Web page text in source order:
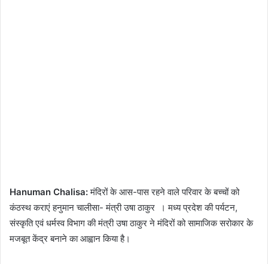
Hanuman Chalisa:मंदिरों के आस-पास रहने वाले परिवार के बच्चों को
कंठस्थ कराएं हनुमान चालीसा- मंत्री उषा ठाकुर । मध्य प्रदेश की पर्यटन,
संस्कृति एवं धर्मस्व विभाग की मंत्री उषा ठाकुर ने मंदिरों को सामाजिक सरोकार के
मजबूत केंद्र बनाने का आह्वान किया है।